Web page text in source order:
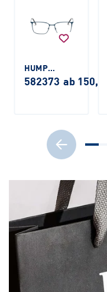
HUMPHREY'S
582373 ab